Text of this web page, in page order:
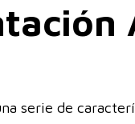
serie de